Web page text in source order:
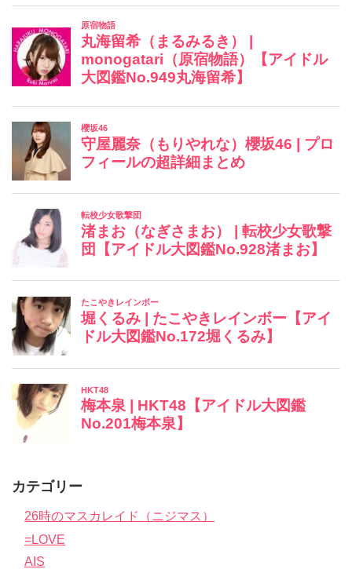
カテゴリー
26時のマスカレイド（ニジマス）
=LOVE
AIS